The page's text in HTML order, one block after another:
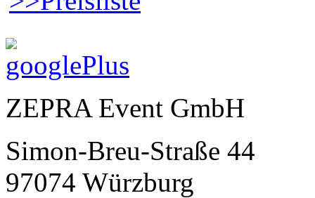
ZEPRA Event GmbH
Simon-Breu-Straße 44
97074 Würzburg